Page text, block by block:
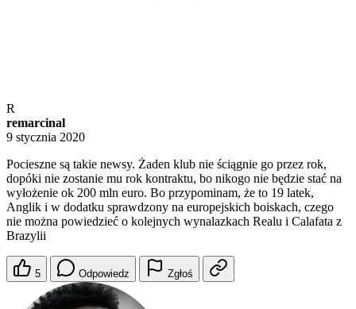
R
remarcinal
9 stycznia 2020
Pocieszne są takie newsy. Żaden klub nie ściągnie go przez rok,
dopóki nie zostanie mu rok kontraktu, bo nikogo nie będzie stać na
wyłożenie ok 200 mln euro. Bo przypominam, że to 19 latek,
Anglik i w dodatku sprawdzony na europejskich boiskach, czego
nie można powiedzieć o kolejnych wynalazkach Realu i Calafata z
Brazylii
5 Odpowiedz Zgłoś